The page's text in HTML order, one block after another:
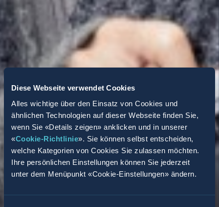
Diese Webseite verwendet Cookies
Alles wichtige über den Einsatz von Cookies und
ähnlichen Technologien auf dieser Webseite finden Sie,
wenn Sie «Details zeigen» anklicken und in unserer
«Cookie-Richtlinie». Sie können selbst entscheiden,
welche Kategorien von Cookies Sie zulassen möchten.
Ihre persönlichen Einstellungen können Sie jederzeit
unter dem Menüpunkt «Cookie-Einstellungen» ändern.